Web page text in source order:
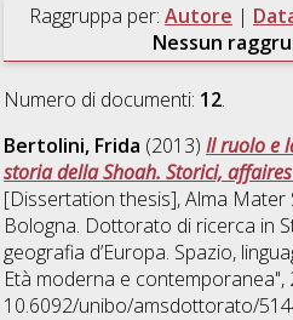
Raggruppa per: Autore |
Nessun
Numero di documenti: 12.
Bertolini, Frida (2013)Il ruolo e
storia della Shoah. Storici,
[Dissertation thesis], Alma Mater
Bologna. Dottorato di ricerca in
geografia d’Europa. Spazio,
Età moderna e contemporanea",
10.6092/unibo/amsdottorato/